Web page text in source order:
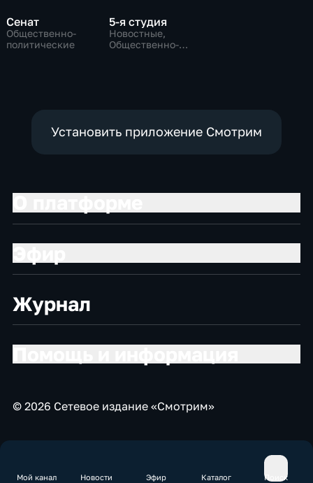
Мой канал Новости Эфир Каталог Поиск
Сенат
Общественно-
политические
5-я студия
Новостные,
Общественно-
Установить приложение Смотрим
Журнал
© 2026 Сетевое издание «Смотрим»